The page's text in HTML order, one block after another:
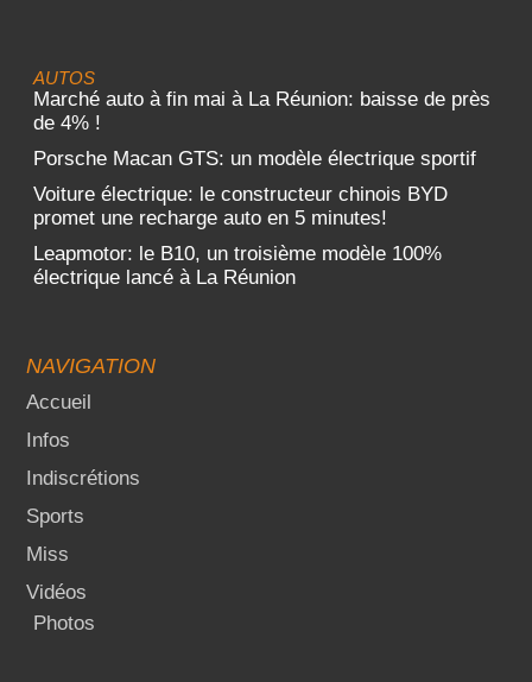
AUTOS
Marché auto à fin mai à La Réunion: baisse de près
de 4% !
Porsche Macan GTS: un modèle électrique sportif
Voiture électrique: le constructeur chinois BYD
promet une recharge auto en 5 minutes!
Leapmotor: le B10, un troisième modèle 100%
électrique lancé à La Réunion
NAVIGATION
Accueil
Infos
Indiscrétions
Sports
Miss
Vidéos
Photos